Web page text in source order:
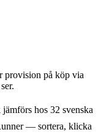
provision på köp via
hos 32 svenska
— sortera, klicka